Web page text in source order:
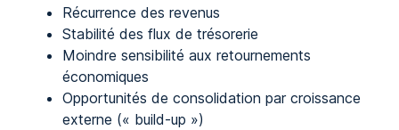
Récurrence des revenus
Stabilité des flux de trésorerie
Moindre sensibilité aux retournements
économiques
Opportunités de consolidation par croissance
externe (« build-up »)